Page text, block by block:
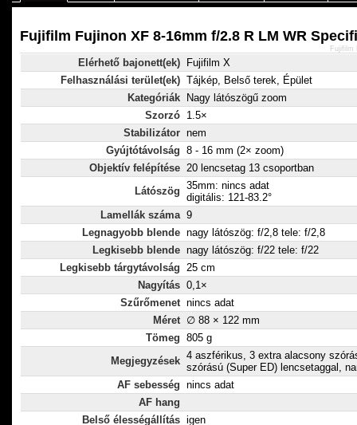
Fujifilm Fujinon XF 8-16mm f/2.8 R LM WR
Elérhető bajonett(ek)
Fujifilm X
Felhasználási terület(ek) Tájkép, Belső terek, Épület
Kategóriák
Nagy látószögű zoom
Szorzó 1.5×
Stabilizátor nem
Gyújtótávolság 8 - 16 mm (2× zoom)
Objektív felépítése 20 lencsetag 13 csoportban
Látószög 35mm: nincs adat
digitális: 121-83.2°
Lamellák száma 9
Legnagyobb blende nagy látószög: f/2,8 tele: f/2,8
Legkisebb blende nagy látószög: f/22 tele: f/22
Legkisebb tárgytávolság 25 cm
Nagyítás 0,1×
Szűrőmenet nincs adat
Méret ∅ 88 × 122 mm
Tömeg 805 g
Megjegyzések 4 aszférikus, 3 extra alacsony
szórású (Super ED) lencsetaggal,
AF sebesség nincs adat
AF hang
Belső élességállítás igen
Fujifilm